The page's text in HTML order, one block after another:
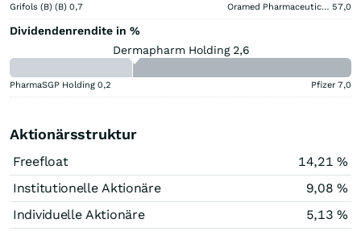
Grifols (B) (B) 0,7 Oramed Pharmaceuticals 57,0
Dividendenrendite in %
Dermapharm Holding 2,6
PharmaSGP Holding 0,2 Pfizer 7,0
Aktionärsstruktur
Freefloat
14,21 %
Institutionelle Aktionäre
9,08 %
Individuelle Aktionäre
5,13 %